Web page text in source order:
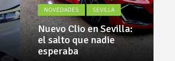
NOVEDADES SEVILLA
Nuevo Clio en Sevilla:
el salto que nadie
esperaba